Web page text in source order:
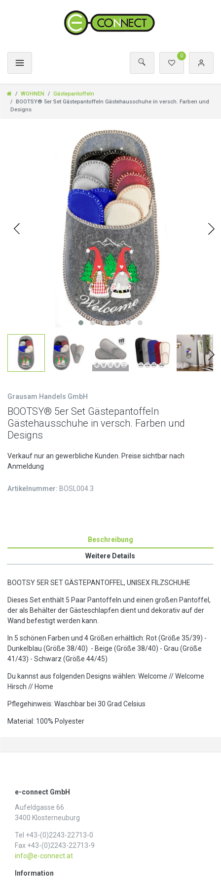
0
WOHNEN
Gästepantoffeln
BOOTSY® 5er Set Gästepantoffeln Gästehausschuhe in versch. Farben und
Designs
Grausam Handels GmbH
BOOTSY® 5er Set Gästepantoffeln
Gästehausschuhe in versch. Farben und
Designs
Verkauf nur an gewerbliche Kunden. Preise sichtbar nach
Anmeldung
Artikelnummer: BOSL004.3
Beschreibung
Weitere Details
BOOTSY 5ER SET GÄSTEPANTOFFEL, UNISEX FILZSCHUHE
Dieses Set enthält 5 Paar Pantoffeln und einen großen Pantoffel,
der als Behälter der Gästeschlapfen dient und dekorativ auf der
Wand befestigt werden kann.
In 5 schönen Farben und 4 Größen erhältlich: Rot (Größe 35/39) -
Dunkelblau (Größe 38/40) - Beige (Größe 38/40) - Grau (Größe
41/43) - Schwarz (Größe 44/45)
Du kannst aus folgenden Designs wählen: Welcome // Welcome
Hirsch // Home
Pflegehinweis: Waschbar bei 30 Grad Celsius
Material: 100% Polyester
e-connect GmbH
Aufeldgasse 66
3400 Klosterneuburg
Tel +43-(0)2243-22713-0
Fax +43-(0)2243-22713-9
info@e-connect.at
Information